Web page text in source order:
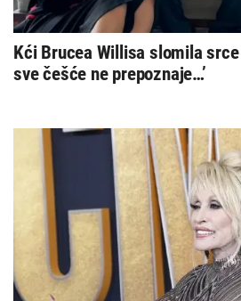
Kći Brucea Willisa slomila srce
sve češće ne prepoznaje…’